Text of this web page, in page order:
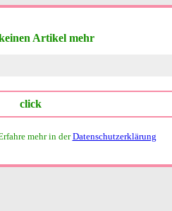
Artikel mehr
mehr in derDatenschutzerklärung